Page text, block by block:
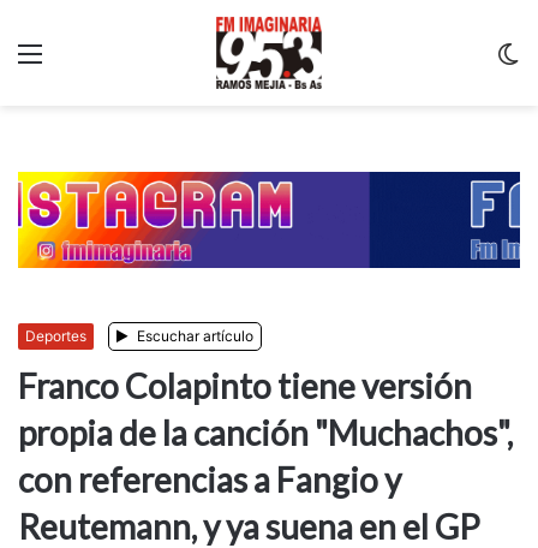
Deportes Escuchar artículo
Franco Colapinto tiene versión
propia de la canción "Muchachos",
con referencias a Fangio y
Reutemann, y ya suena en el GP